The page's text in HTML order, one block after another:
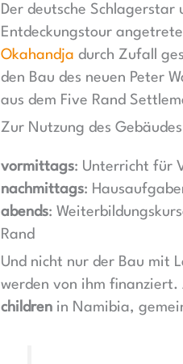
Der deutsche
Entdeckungstour
Okahandja durch Zufall
den Bau des neuen Peter
aus dem Five Rand
Zur Nutzung des
vormittags: Unterricht für
nachmittags:
abends:
Rand
Und nicht nur der Bau mit
werden von ihm
childrenin Namibia,